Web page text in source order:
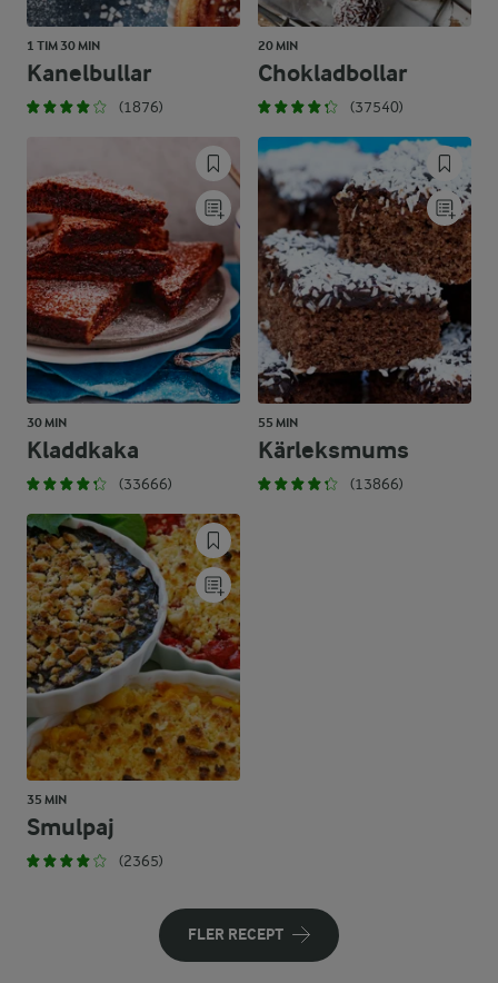
1 TIM 30 MIN
Kanelbullar
(1876)
20 MIN
Chokladbollar
(37540)
30 MIN
Kladdkaka
(33666)
55 MIN
Kärleksmums
(13866)
35 MIN
Smulpaj
(2365)
FLER RECEPT